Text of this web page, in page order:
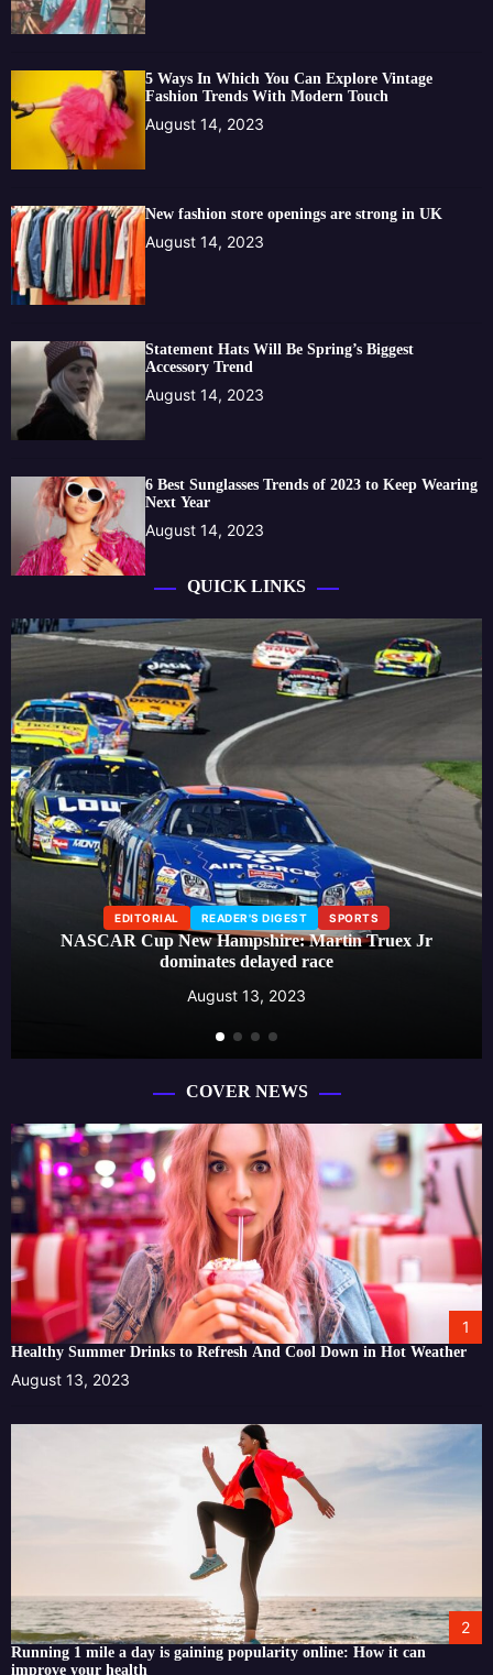
5 Ways In Which You Can Explore Vintage
Fashion Trends With Modern Touch
August 14, 2023
New fashion store openings are strong in UK
August 14, 2023
Statement Hats Will Be Spring’s Biggest
Accessory Trend
August 14, 2023
6 Best Sunglasses Trends of 2023 to Keep Wearing
Next Year
August 14, 2023
QUICK LINKS
EDITORIAL LIFESTYLE READER'S DIGEST
Beauty influencer launches skincare line, creating a buzz
around effective self-care routines
August 13, 2023
COVER NEWS
1
Healthy Summer Drinks to Refresh And Cool Down in Hot Weather
August 13, 2023
2
Running 1 mile a day is gaining popularity online: How it can
improve your health